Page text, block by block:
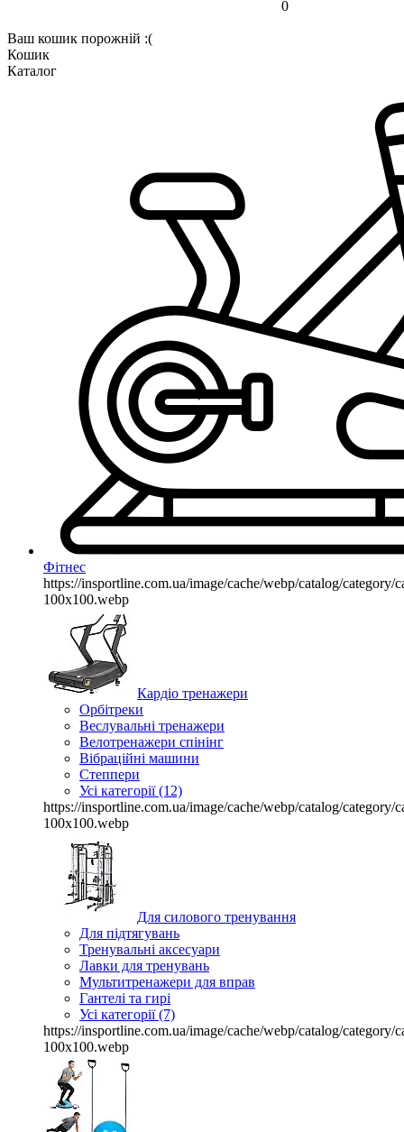
0
Ваш кошик порожній :(
Кошик
Каталог
Фітнес
https://insportline.com.ua/image/cache/webp/catalog/category/
100x100.webp
Кардіо тренажери
Орбітреки
Веслувальні тренажери
Велотренажери спінінг
Вібраційні машини
Степпери
Усі категорії (12)
https://insportline.com.ua/image/cache/webp/catalog/category/
100x100.webp
Для силового тренування
Для підтягувань
Тренувальні аксесуари
Лавки для тренувань
Мультитренажери для вправ
Гантелі та гирі
Усі категорії (7)
https://insportline.com.ua/image/cache/webp/catalog/category/
100x100.webp